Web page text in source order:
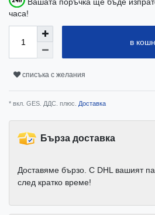
часа!
в
списъка с желания
* вкл. GES. ДДС. плюс. Доставка
Бърза доставка
Доставяме бързо. С DHL вашият
след кратко време!